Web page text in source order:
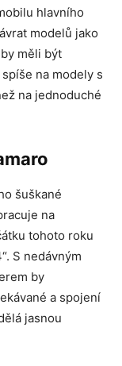
hlavního
modelů jako
měli být
na modely s
na jednoduché
šuškané
na
tohoto roku
S nedávným
by
a spojení
jasnou